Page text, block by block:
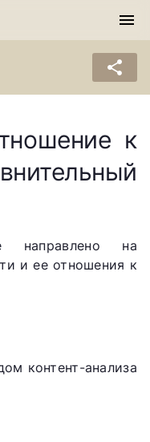
menu
share
к
направлено на
и ее отношения к
контент-анализа